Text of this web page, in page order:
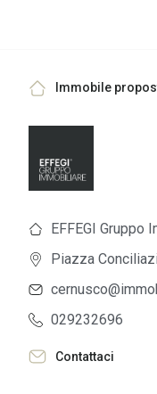
Immobile
EFFEGI Gruppo
Piazza
029232696
Contattaci